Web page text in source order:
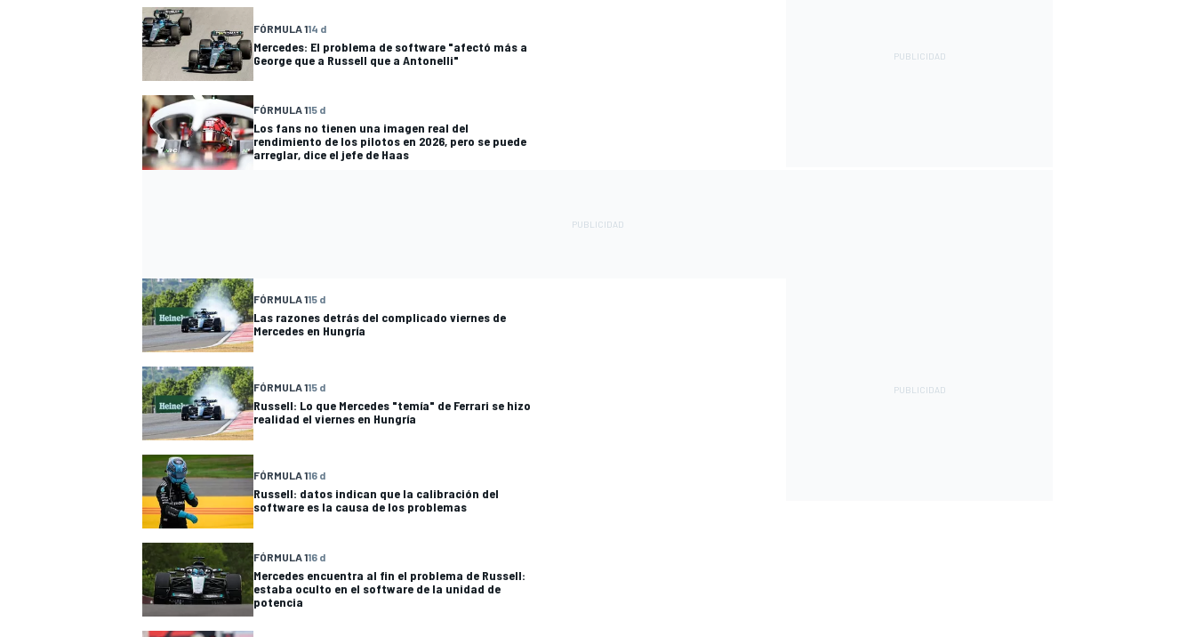
FÓRMULA 114 d
Mercedes: El problema de software "afectó más a
George que a Russell que a Antonelli"
FÓRMULA 115 d
Los fans no tienen una imagen real del
rendimiento de los pilotos en 2026, pero se puede
arreglar, dice el jefe de Haas
FÓRMULA 115 d
Las razones detrás del complicado viernes de
Mercedes en Hungría
FÓRMULA 115 d
Russell: Lo que Mercedes "temía" de Ferrari se hizo
realidad el viernes en Hungría
FÓRMULA 116 d
Russell: datos indican que la calibración del
software es la causa de los problemas
FÓRMULA 116 d
Mercedes encuentra al fin el problema de Russell:
estaba oculto en el software de la unidad de
potencia